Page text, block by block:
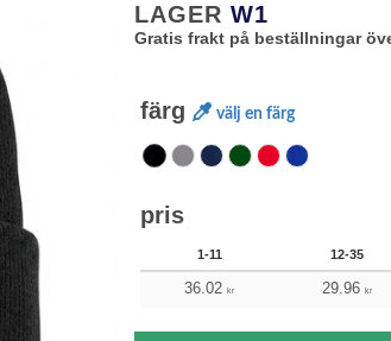
LAGER W1
Gratis frakt på beställningar
färg välj en färg
pris
1-11 12-35
36.02 kr 29.96 kr